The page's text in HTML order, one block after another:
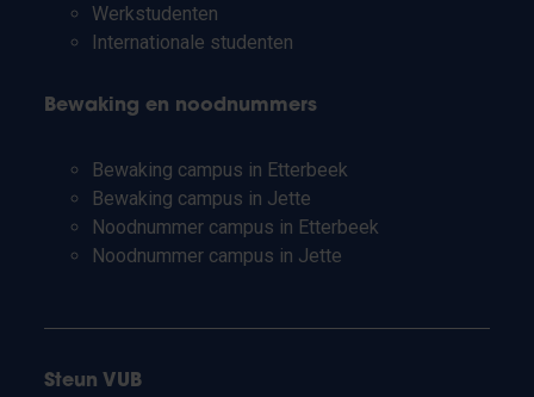
Werkstudenten
Internationale studenten
Bewaking en noodnummers
Bewaking campus in Etterbeek
Bewaking campus in Jette
Noodnummer campus in Etterbeek
Noodnummer campus in Jette
Steun VUB